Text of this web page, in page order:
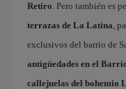
Retiro. Pero también es
terrazas de La Latina,
exclusivos del barrio de
antigüedades en el
callejuelas del bohemio